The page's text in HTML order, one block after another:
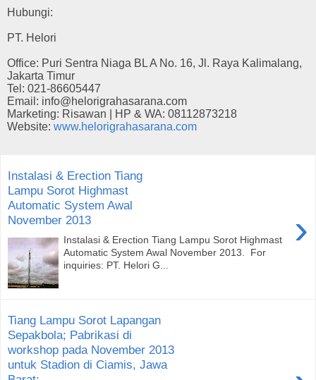
Hubungi:
PT. Helori
Office: Puri Sentra Niaga BL A No. 16, Jl. Raya Kalimalang,
Jakarta Timur
Tel: 021-86605447
Email: info@helorigrahasarana.com
Marketing: Risawan | HP & WA: 08112873218
Website: www.helorigrahasarana.com
Instalasi & Erection Tiang
Lampu Sorot Highmast
Automatic System Awal
November 2013
›
Instalasi & Erection Tiang Lampu Sorot Highmast
Automatic System Awal November 2013. For
inquiries: PT. Helori G...
Tiang Lampu Sorot Lapangan
Sepakbola; Pabrikasi di
workshop pada November 2013
untuk Stadion di Ciamis, Jawa